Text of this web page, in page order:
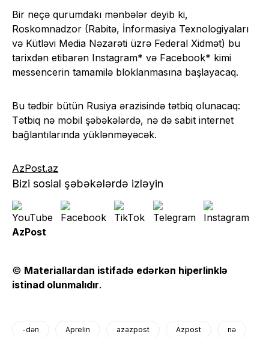
Bir neçə qurumdakı mənbələr deyib ki,
Roskomnadzor (Rabitə, İnformasiya Texnologiyaları
və Kütləvi Media Nəzarəti üzrə Federal Xidmət) bu
tarixdən etibarən Instagram* və Facebook* kimi
messencerin tamamilə bloklanmasına başlayacaq.
Bu tədbir bütün Rusiya ərazisində tətbiq olunacaq:
Tətbiq nə mobil şəbəkələrdə, nə də sabit internet
bağlantılarında yüklənməyəcək.
AzPost.az
Bizi sosial şəbəkələrdə izləyin
AzPost
© Materiallardan istifadə edərkən hiperlinklə
istinad olunmalıdır.
-dən Aprelin azazpost Azpost nə